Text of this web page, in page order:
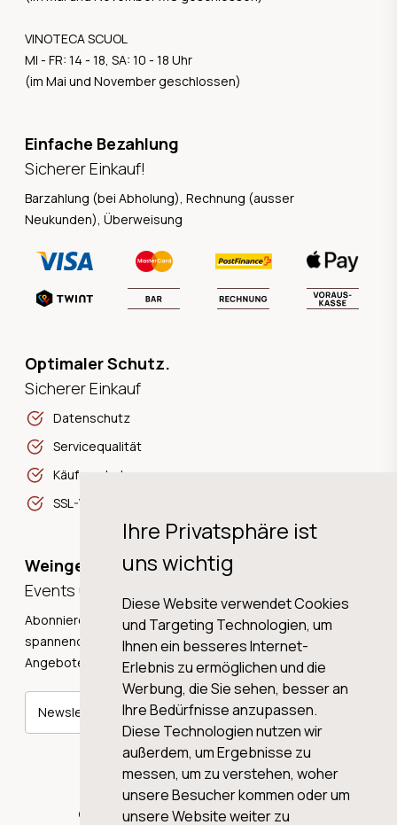
Ihre Privatsphäre ist
uns wichtig
Diese Website verwendet Cookies
und Targeting Technologien, um
Ihnen ein besseres Internet-
Erlebnis zu ermöglichen und die
Werbung, die Sie sehen, besser an
Ihre Bedürfnisse anzupassen.
Diese Technologien nutzen wir
außerdem, um Ergebnisse zu
messen, um zu verstehen, woher
unsere Besucher kommen oder um
unsere Website weiter zu
VINOTECA SCUOL
MI - FR: 14 - 18, SA: 10 - 18 Uhr
(im Mai und November geschlossen)
Einfache Bezahlung
Sicherer Einkauf!
Barzahlung (bei Abholung), Rechnung (ausser
Neukunden), Überweisung
Optimaler Schutz.
Sicherer Einkauf
Datenschutz
Servicequalität
Käuferschutz
SSL-Verschlüsselung
Weingeschichten,
Events und Neuigkeiten!
Abonnieren Sie unseren Newsletter und erhalten Sie
spannende Weingeschichten, Neuigkeiten und tolle
Angebote direkt in Ihre Mailbox.
Newsletter abonnieren
© 2026 WINE AG VALENTIN & VON SALIS